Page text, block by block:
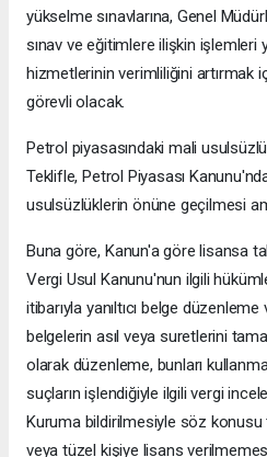
yükselme sınavlarına, Genel
sınav ve eğitimlere ilişkin
hizmetlerinin verimliliğini artırmak
görevli olacak.
Petrol piyasasındaki mali
Teklifle, Petrol Piyasası
usulsüzlüklerin önüne geçilmesi
Buna göre, Kanun'a göre lisansa
Vergi Usul Kanunu'nun ilgili
itibarıyla yanıltıcı belge
belgelerin asıl veya suretlerini
olarak düzenleme, bunları
suçların işlendiğiyle ilgili vergi
Kuruma bildirilmesiyle söz
veya tüzel kişiye lisans